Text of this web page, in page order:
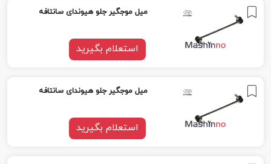
میل موجگیر جلو هیوندای سانتافه
استعلام بگیرید
میل موجگیر جلو هیوندای سانتافه
استعلام بگیرید